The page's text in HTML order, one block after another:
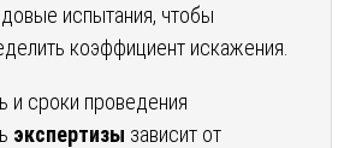
испытания, чтобы
коэффициент искажения.
и сроки проведения
экспертизы зависит от